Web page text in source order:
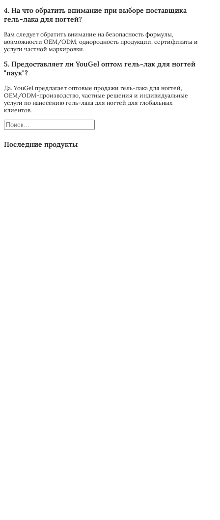
4. На что обратить внимание при выборе поставщика
гель-лака для ногтей?
Вам следует обратить внимание на безопасность формулы,
возможности OEM/ODM, однородность продукции, сертификаты и
услуги частной маркировки.
5. Предоставляет ли YouGel оптом гель-лак для ногтей
"паук"?
Да. YouGel предлагает оптовые продажи гель-лака для ногтей,
OEM/ODM-производство, частные решения и индивидуальные
услуги по нанесению гель-лака для ногтей для глобальных
клиентов.
Поиск
Последние продукты